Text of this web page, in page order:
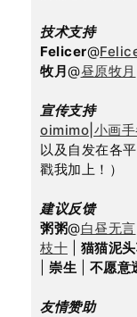
技术支持
Felicer@
牧月@昼原牧月
宣传支持
oimimo|小画
以及自发在各
戳我加上！）
建议反馈
粥粥@白昼无言
枝十
猫猫泥
崇生 不愿意
友情赞助